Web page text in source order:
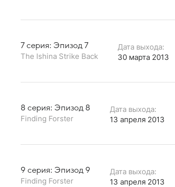
7 серия: Эпизод 7
The Ishina Strike Back
Дата выхода:
30 марта 2013
8 серия: Эпизод 8
Finding Forster
Дата выхода:
13 апреля 2013
9 серия: Эпизод 9
Finding Forster
Дата выхода:
13 апреля 2013